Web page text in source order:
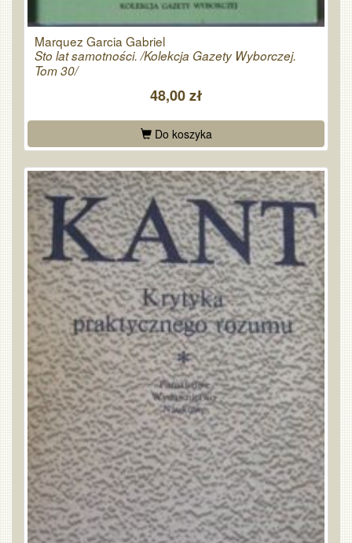
Marquez Garcia Gabriel
Sto lat samotności. /Kolekcja Gazety Wyborczej.
Tom 30/
48,00 zł
Do koszyka